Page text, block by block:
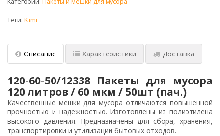
Категории: Пакеты и мешки для мусора
Теги: Klimi
Описание Характеристики Доставка
120-60-50/12338 Пакеты для мусора
120 литров / 60 мкм / 50шт (пач.)
Качественные мешки для мусора отличаются повышенной
прочностью и надежностью. Изготовлены из полиэтилена
высокого давления. Предназначены для сбора, хранения,
транспортировки и утилизации бытовых отходов.